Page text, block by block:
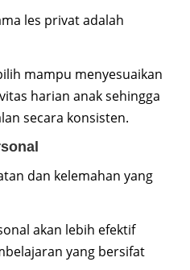
les privat adalah
mampu menyesuaikan
harian anak sehingga
secara konsisten.
dan kelemahan yang
akan lebih efektif
yang bersifat